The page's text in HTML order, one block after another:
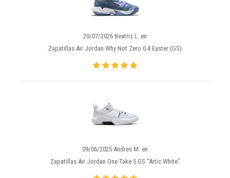
20/07/2026 Beatriz L. en
Zapatillas Air Jordan Why Not Zero 0.4 Easter (GS)
09/06/2025 Andres M. en
Zapatillas Air Jordan One Take 5 GS "Artic White"